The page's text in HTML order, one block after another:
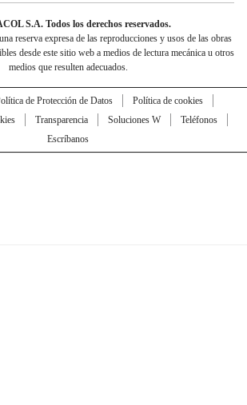
S.A. Todos los derechos reservados.
reserva expresa de las reproducciones y usos de las obras
desde este sitio web a medios de lectura mecánica u otros
medios que resulten adecuados.
de Protección de Datos
Política de cookies
Transparencia Soluciones W
Teléfonos
Escríbanos